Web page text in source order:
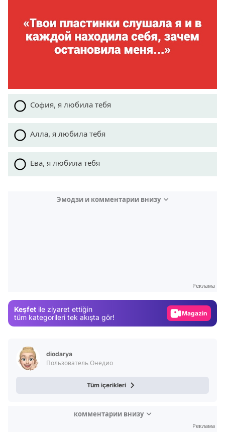
София, я любила тебя
Алла, я любила тебя
Ева, я любила тебя
Эмодзи и комментарии внизу
Реклама
Keşfet ile ziyaret ettiğin
tüm kategorileri tek akışta gör!
Magazin
diodarya
Пользователь Онедио
Tüm içerikleri
комментарии внизу
Реклама